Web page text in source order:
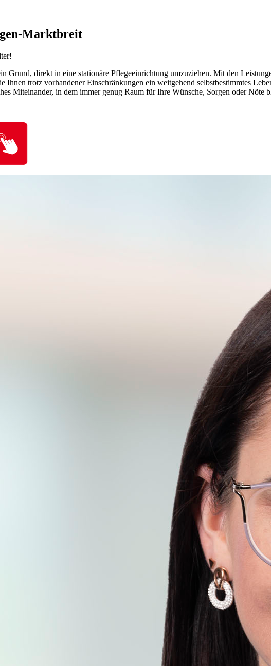
Marktbreit
Grund, direkt in eine stationäre Pflegeeinrichtung umzuziehen. Mit den
trotz vorhandener Einschränkungen ein weitgehend selbstbestimmtes
Miteinander, in dem immer genug Raum für Ihre Wünsche, Sorgen oder Nöte